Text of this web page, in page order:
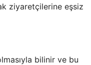
ziyaretçilerine eşsiz
bilinir ve bu